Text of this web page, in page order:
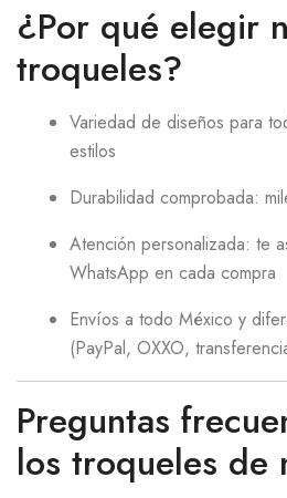
¿Por qué elegir
troqueles?
Variedad de diseños para
estilos
Durabilidad comprobada:
Atención personalizada: te
WhatsApp en cada compra
Envíos a todo México y
(PayPal, OXXO,
Preguntas
los troqueles de